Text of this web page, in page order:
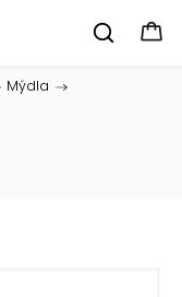
Mýdla /